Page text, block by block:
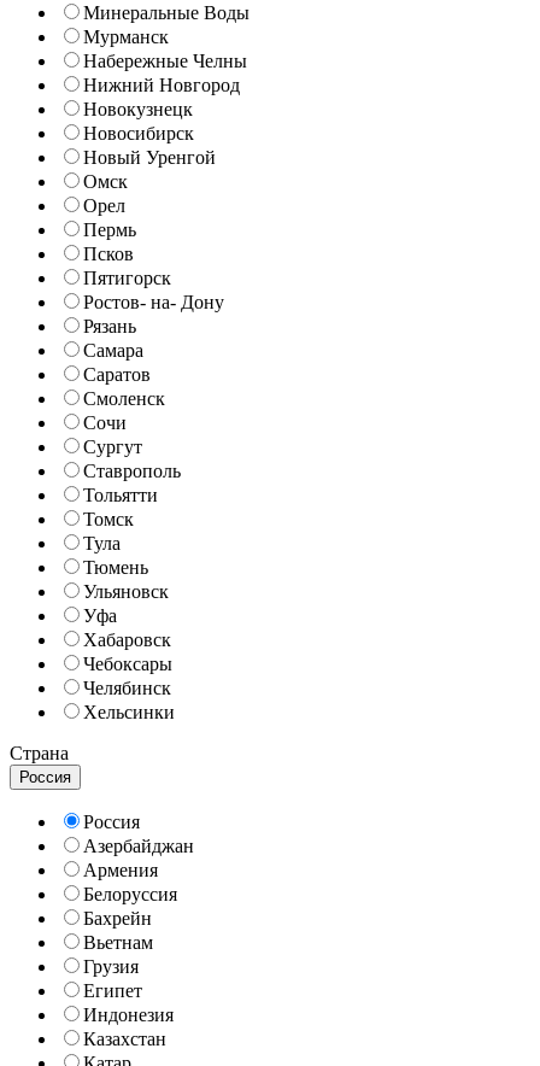
Минеральные Воды
Мурманск
Набережные Челны
Нижний Новгород
Новокузнецк
Новосибирск
Новый Уренгой
Омск
Орел
Пермь
Псков
Пятигорск
Ростов- на- Дону
Рязань
Самара
Саратов
Смоленск
Сочи
Сургут
Ставрополь
Тольятти
Томск
Тула
Тюмень
Ульяновск
Уфа
Хабаровск
Чебоксары
Челябинск
Хельсинки
Страна
Россия
Россия
Азербайджан
Армения
Белоруссия
Бахрейн
Вьетнам
Грузия
Египет
Индонезия
Казахстан